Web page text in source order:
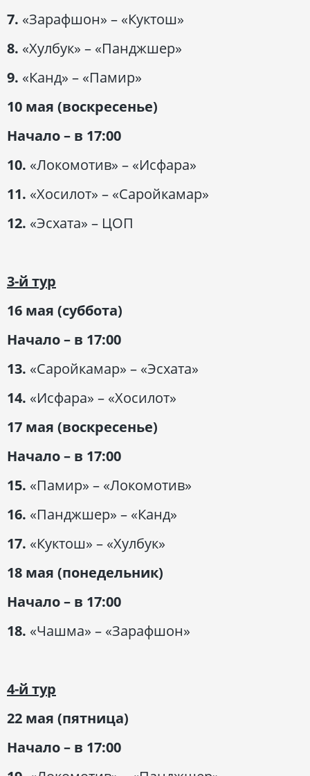
7. «Зарафшон» – «Куктош»
8. «Хулбук» – «Панджшер»
9. «Канд» – «Памир»
10 мая (воскресенье)
Начало – в 17:00
10. «Локомотив» – «Исфара»
11. «Хосилот» – «Саройкамар»
12. «Эсхата» – ЦОП
3-й тур
16 мая (суббота)
Начало – в 17:00
13. «Саройкамар» – «Эсхата»
14. «Исфара» – «Хосилот»
17 мая (воскресенье)
Начало – в 17:00
15. «Памир» – «Локомотив»
16. «Панджшер» – «Канд»
17. «Куктош» – «Хулбук»
18 мая (понедельник)
Начало – в 17:00
18. «Чашма» – «Зарафшон»
4-й тур
22 мая (пятница)
Начало – в 17:00